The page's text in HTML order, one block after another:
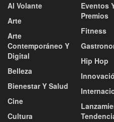
Al Volante
Arte
Arte
Contemporáneo Y
Digital
Belleza
Bienestar Y Salud
Cine
Cultura
Eventos
Premios
Fitness
Hip Hop